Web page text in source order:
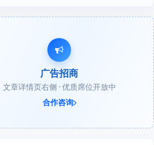
广告招商
文章详情页右侧 · 优质席位开放中
合作咨询